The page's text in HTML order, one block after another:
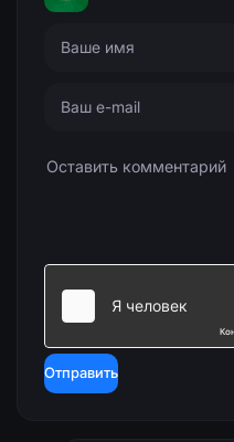
Отправить